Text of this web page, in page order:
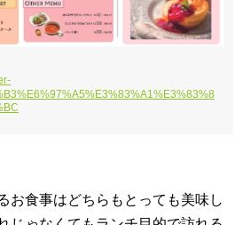
お食事はどちらもとっても美味し